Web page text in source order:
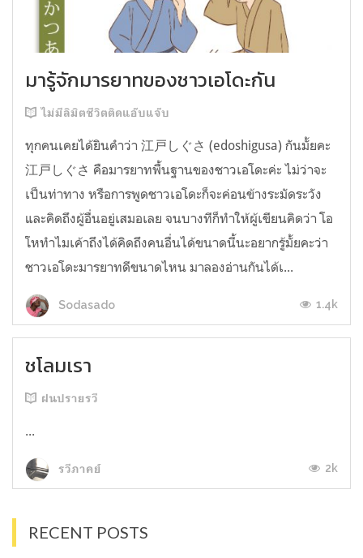
มารู้จักมารยาทของชาวเอโดะกัน
ไม่มีลิมิตชีวิตติดแอ๊บแจ๊บ
ทุกคนเคยได้ยินคำว่า 江戸しぐさ (edoshigusa) กันมั้ยคะ
江戸しぐさ คือมารยาทพื้นฐานของชาวเอโดะค่ะ ไม่ว่าจะ
เป็นท่าทาง หรือการพูดชาวเอโดะก็จะค่อนข้างระมัดระวัง
และคิดถึงผู้อื่นอยู่เสมอเลย จนบางทีก็ทำให้ผู้เขียนคิดว่า โอ
โหทำไมเค้าถึงได้คิดถึงคนอื่นได้ขนาดนี้นะอยากรู้มั้ยคะว่า
ชาวเอโดะมารยาทดีขนาดไหน มาลองอ่านกันได้เ...
Sodasado 1.4k
ชโลมเรา
ฝนปรายรวี
...
รวีภาคย์ 2k
RECENT POSTS